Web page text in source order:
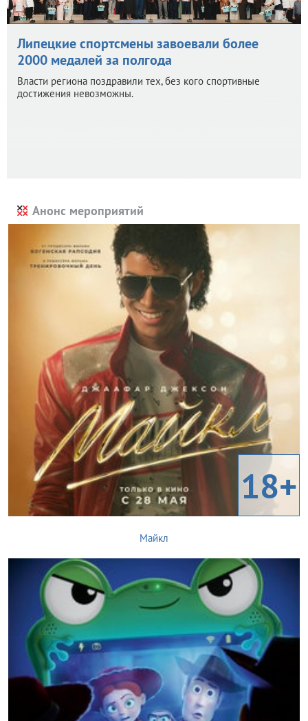
Липецкие спортсмены завоевали более
2000 медалей за полгода
Власти региона поздравили тех, без кого спортивные
достижения невозможны.
Анонс мероприятий
18+
Майкл